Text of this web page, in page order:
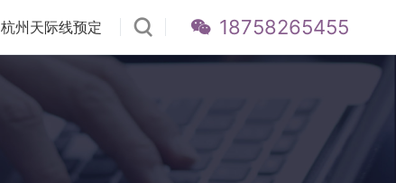
18758265455
杭州天际线预定